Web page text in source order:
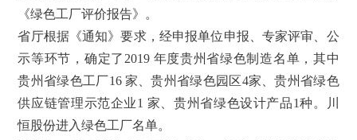
《绿色工厂评价报告》。
省厅根据《通知》要求，经申报单位申报、专家评审、公
示等环节，确定了 2019 年度贵州省绿色制造名单，其中
贵州省绿色工厂16 家、贵州省绿色园区4家、贵州省绿色
供应链管理示范企业1 家、贵州省绿色设计产品1种。川
恒股份进入绿色工厂名单。